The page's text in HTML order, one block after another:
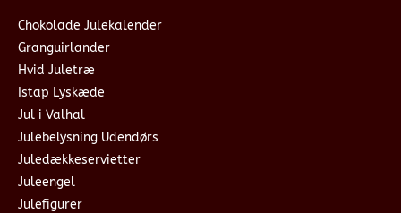
Chokolade Julekalender
Granguirlander
Hvid Juletræ
Istap Lyskæde
Jul i Valhal
Julebelysning Udendørs
Juledækkeservietter
Juleengel
Julefigurer